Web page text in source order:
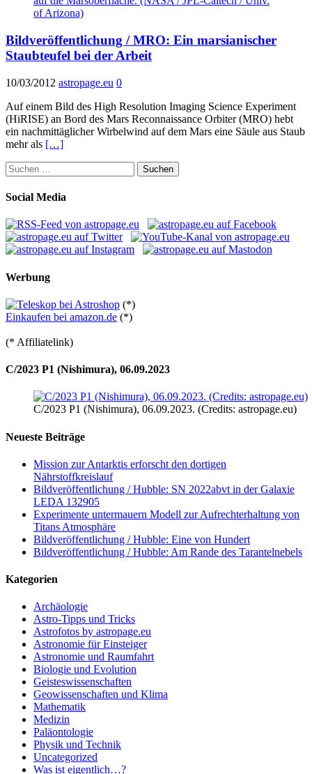
Bildveröffentlichung / MRO: Ein marsianischer
Staubteufel bei der Arbeit
10/03/2012 astropage.eu 0
Auf einem Bild des High Resolution Imaging Science Experiment
(HiRISE) an Bord des Mars Reconnaissance Orbiter (MRO) hebt
ein nachmittäglicher Wirbelwind auf dem Mars eine Säule aus Staub
mehr als […]
Suchen
nach:
Social Media
Werbung
(*)
Einkaufen bei amazon.de (*)
(* Affiliatelink)
C/2023 P1 (Nishimura), 06.09.2023
C/2023 P1 (Nishimura), 06.09.2023. (Credits: astropage.eu)
Neueste Beiträge
Mission zur Antarktis erforscht den dortigen
Nährstoffkreislauf
Bildveröffentlichung / Hubble: SN 2022abvt in der Galaxie
LEDA 132905
Experimente untermauern Modell zur Aufrechterhaltung von
Titans Atmosphäre
Bildveröffentlichung / Hubble: Eine von Hundert
Bildveröffentlichung / Hubble: Am Rande des Tarantelnebels
Kategorien
Archäologie
Astro-Tipps und Tricks
Astrofotos by astropage.eu
Astronomie für Einsteiger
Astronomie und Raumfahrt
Biologie und Evolution
Geisteswissenschaften
Geowissenschaften und Klima
Mathematik
Medizin
Paläontologie
Physik und Technik
Uncategorized
Was ist eigentlich…?